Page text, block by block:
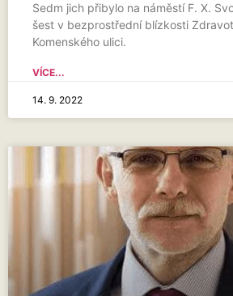
Sedm jich přibylo na náměstí F. X.
šest v bezprostřední blízkosti
Komenského ulici.
VÍCE...
14. 9. 2022